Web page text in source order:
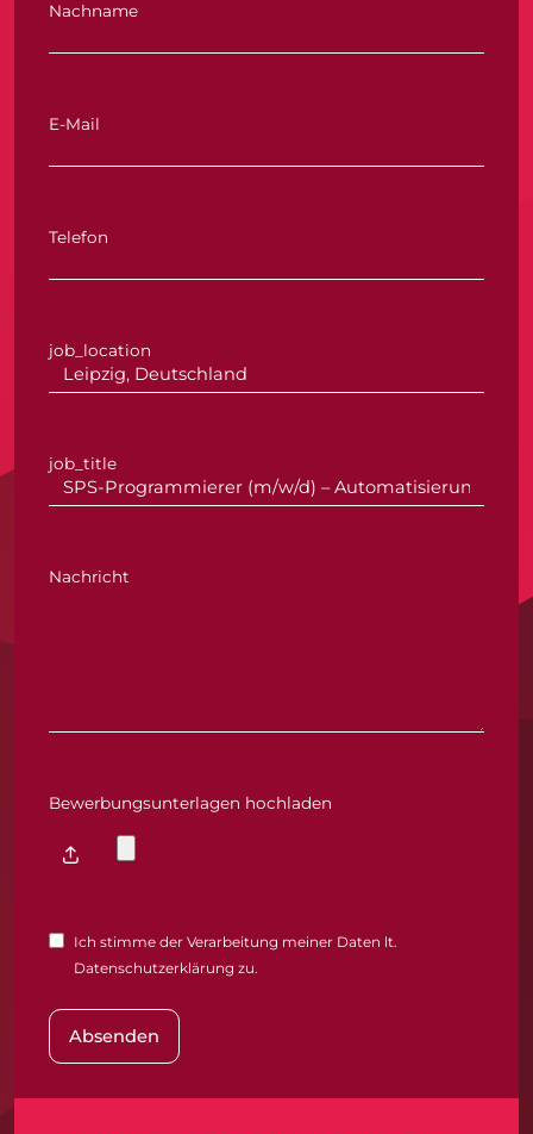
Nachname
E-Mail
Telefon
job_location
job_title
Nachricht
Bewerbungsunterlagen hochladen
Ich stimme der Verarbeitung meiner Daten lt.
Datenschutzerklärung zu.
Absenden